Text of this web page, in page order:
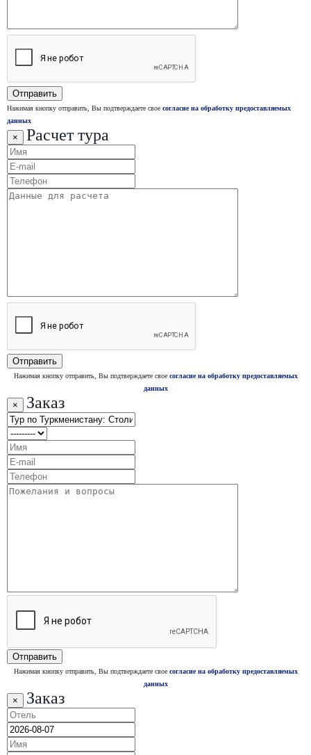
Нажимая кнопку отправить, Вы подтверждаете свое согласие на обработку предоставляемых
данных
× Расчет тура
Нажимая кнопку отправить, Вы подтверждаете свое согласие на обработку предоставляемых
данных
× Заказ
Нажимая кнопку отправить, Вы подтверждаете свое согласие на обработку предоставляемых
данных
× Заказ